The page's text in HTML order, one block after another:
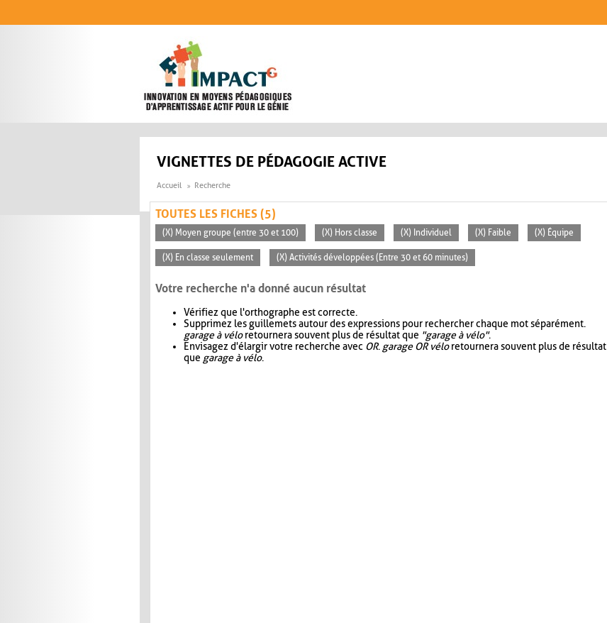
VIGNETTES DE PÉDAGOGIE ACTIVE
Accueil Recherche
TOUTES LES FICHES (5)
(X) Moyen groupe (entre 30 et 100) (X) Hors classe (X) Individuel (X) Faible (X) Équipe
(X) En classe seulement (X) Activités développées (Entre 30 et 60 minutes)
Votre recherche n'a donné aucun résultat
Vérifiez que l'orthographe est correcte.
Supprimez les guillemets autour des expressions pour rechercher chaque mot séparément.
garage à véloretournera souvent plus de résultat que "garage à vélo".
Envisagez d'élargir votre recherche avec OR. garage OR véloretournera souvent plus de résultat
que garage à vélo.